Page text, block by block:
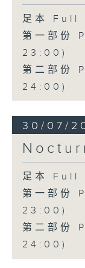
足本
第一部份
23:00)
第二部份
24:00)
30/07/
足本
第一部份
23:00)
第二部份
24:00)